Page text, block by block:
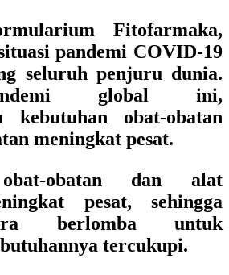
Fitofarmaka,
pandemi COVID-19
seluruh penjuru dunia.
global ini,
kebutuhan obat-obatan
meningkat pesat.
obatan dan alat
pesat, sehingga
berlomba untuk
tercukupi.